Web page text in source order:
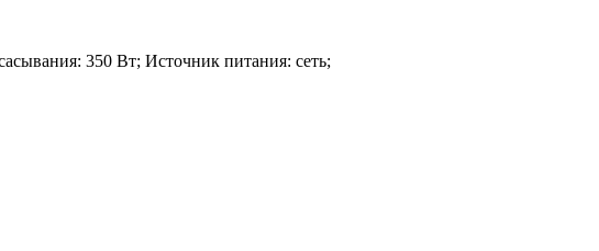
350 Вт; Источник питания: сеть;